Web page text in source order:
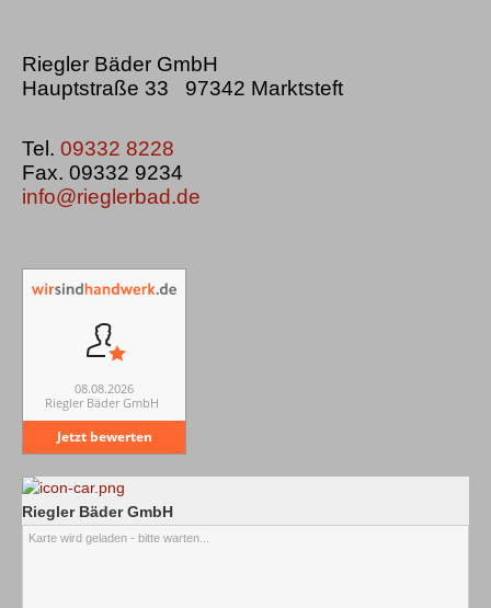
Riegler Bäder GmbH
Hauptstraße 33 97342 Marktsteft
Tel. 09332 8228
Fax. 09332 9234
info@rieglerbad.de
08.08.2026
Riegler Bäder GmbH
Jetzt bewerten
Riegler Bäder GmbH
Karte wird geladen - bitte warten...